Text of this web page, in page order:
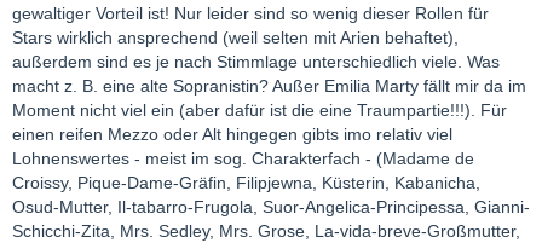
gewaltiger Vorteil ist! Nur leider sind so wenig dieser Rollen für
Stars wirklich ansprechend (weil selten mit Arien behaftet),
außerdem sind es je nach Stimmlage unterschiedlich viele. Was
macht z. B. eine alte Sopranistin? Außer Emilia Marty fällt mir da im
Moment nicht viel ein (aber dafür ist die eine Traumpartie!!!). Für
einen reifen Mezzo oder Alt hingegen gibts imo relativ viel
Lohnenswertes - meist im sog. Charakterfach - (Madame de
Croissy, Pique-Dame-Gräfin, Filipjewna, Küsterin, Kabanicha,
Osud-Mutter, Il-tabarro-Frugola, Suor-Angelica-Principessa, Gianni-
Schicchi-Zita, Mrs. Sedley, Mrs. Grose, La-vida-breve-Großmutter,